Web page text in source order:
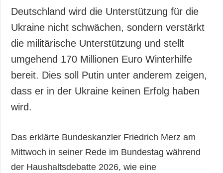
Deutschland wird die Unterstützung für die
Ukraine nicht schwächen, sondern verstärkt
die militärische Unterstützung und stellt
umgehend 170 Millionen Euro Winterhilfe
bereit. Dies soll Putin unter anderem zeigen,
dass er in der Ukraine keinen Erfolg haben
wird.
Das erklärte Bundeskanzler Friedrich Merz am
Mittwoch in seiner Rede im Bundestag während
der Haushaltsdebatte 2026, wie eine